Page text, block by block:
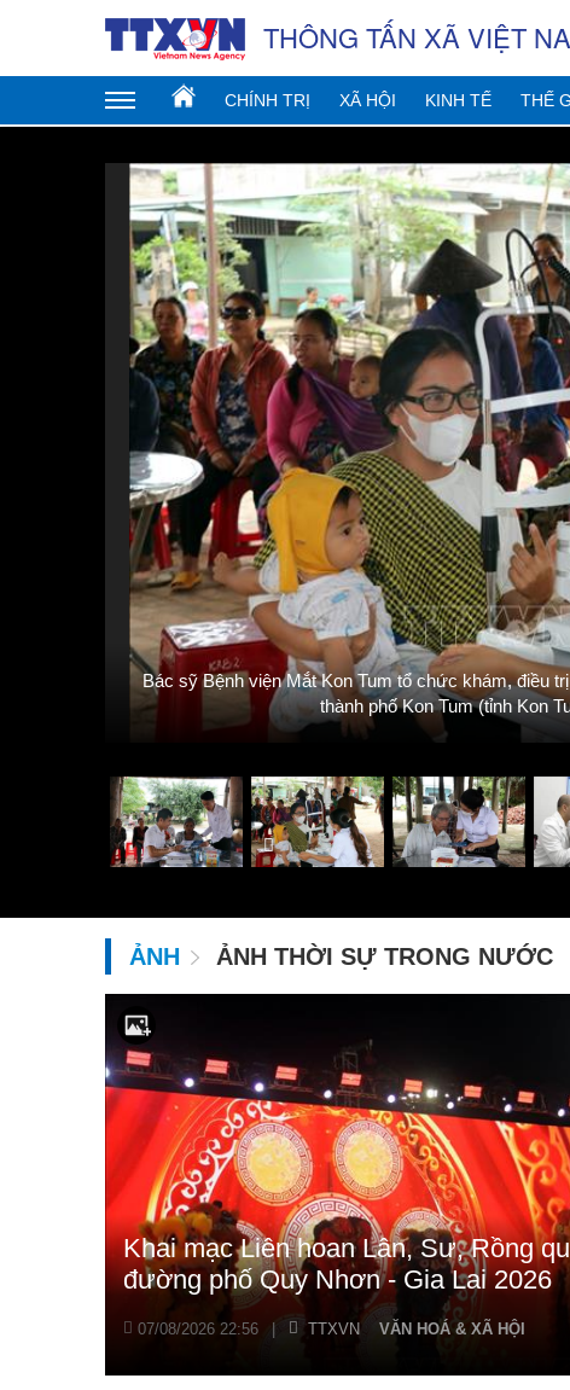
THÔNG TẤN XÃ VIỆT
CHÍNH TRỊ XÃ HỘI KINH TẾ THẾ
Bác sỹ Bệnh viện Mắt Kon Tum tổ chức khám, điều
thành phố Kon Tum (tỉnh Kon
ẢNH ẢNH THỜI SỰ TRONG NƯỚC
Khai mạc Liên hoan Lân, Sư, Rồng
đường phố Quy Nhơn - Gia Lai 2026
07/08/2026 22:56 TTXVN VĂN HOÁ & XÃ HỘI